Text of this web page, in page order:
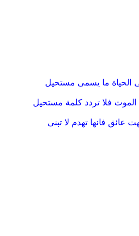
الحياة ما يسمى مستحيل
الموت فلا تردد كلمة مستحيل
عائق فانها تهدم لا تبنى